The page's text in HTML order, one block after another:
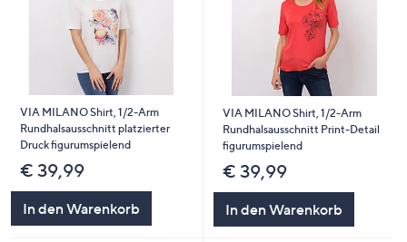
VIA MILANO Shirt, 1/2-Arm
Rundhalsausschnitt platzierter
Druck figurumspielend
€ 39,99
In den Warenkorb
VIA MILANO Shirt, 1/2-Arm
Rundhalsausschnitt Print-Detail
figurumspielend
€ 39,99
In den Warenkorb